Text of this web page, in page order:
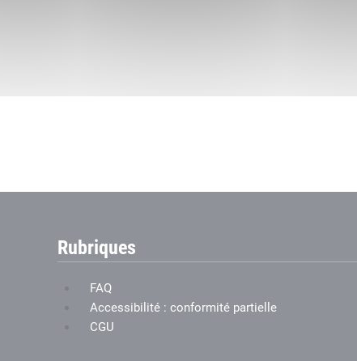
Rubriques
FAQ
Accessibilité : conformité partielle
CGU